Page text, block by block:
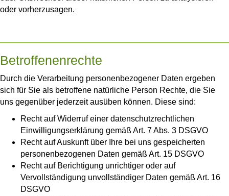
oder vorherzusagen.
Betroffenenrechte
Durch die Verarbeitung personenbezogener Daten ergeben
sich für Sie als betroffene natürliche Person Rechte, die Sie
uns gegenüber jederzeit ausüben können. Diese sind:
Recht auf Widerruf einer datenschutzrechtlichen
Einwilligungserklärung gemäß Art. 7 Abs. 3 DSGVO
Recht auf Auskunft über Ihre bei uns gespeicherten
personenbezogenen Daten gemäß Art. 15 DSGVO
Recht auf Berichtigung unrichtiger oder auf
Vervollständigung unvollständiger Daten gemäß Art. 16
DSGVO